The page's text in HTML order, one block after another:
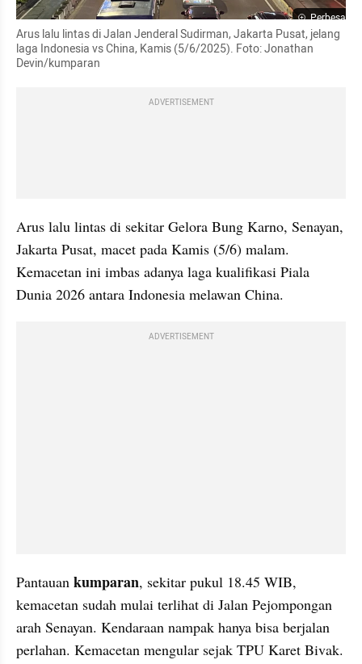
Perbesar
Arus lalu lintas di Jalan Jenderal Sudirman, Jakarta Pusat, jelang
laga Indonesia vs China, Kamis (5/6/2025). Foto: Jonathan
Devin/kumparan
ADVERTISEMENT
Arus lalu lintas di sekitar Gelora Bung Karno, Senayan,
Jakarta Pusat, macet pada Kamis (5/6) malam.
Kemacetan ini imbas adanya laga kualifikasi Piala
Dunia 2026 antara Indonesia melawan China.
ADVERTISEMENT
Pantauan kumparan, sekitar pukul 18.45 WIB,
kemacetan sudah mulai terlihat di Jalan Pejompongan
arah Senayan. Kendaraan nampak hanya bisa berjalan
perlahan. Kemacetan mengular sejak TPU Karet Bivak.